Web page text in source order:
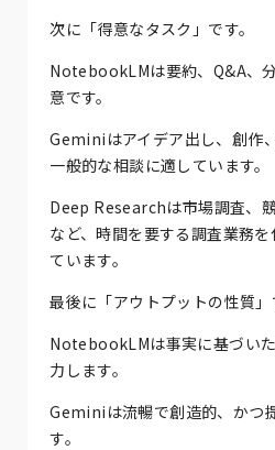
次に「得意なタスク」です。
NotebookLMは要約、Q&A、
意です。
Geminiはアイデア出し、創作
一般的な相談に適しています。
Deep Researchは市場調査、
など、時間を要する調査業務
ています。
最後に「アウトプットの性質」
NotebookLMは事実に基づい
力します。
Geminiは流暢で創造的、かつ
す。